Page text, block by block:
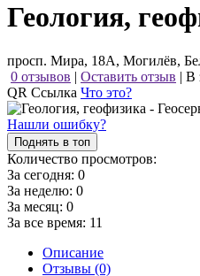
Геология,
просп. Мира, 18А, Могилёв,
0 отзывов | Оставить отзыв | В
QR Ссылка Что это?
Нашли ошибку?
Поднять в топ
Количество просмотров:
За сегодня: 0
За неделю: 0
За месяц: 0
За все время: 11
Описание
Отзывы (0)